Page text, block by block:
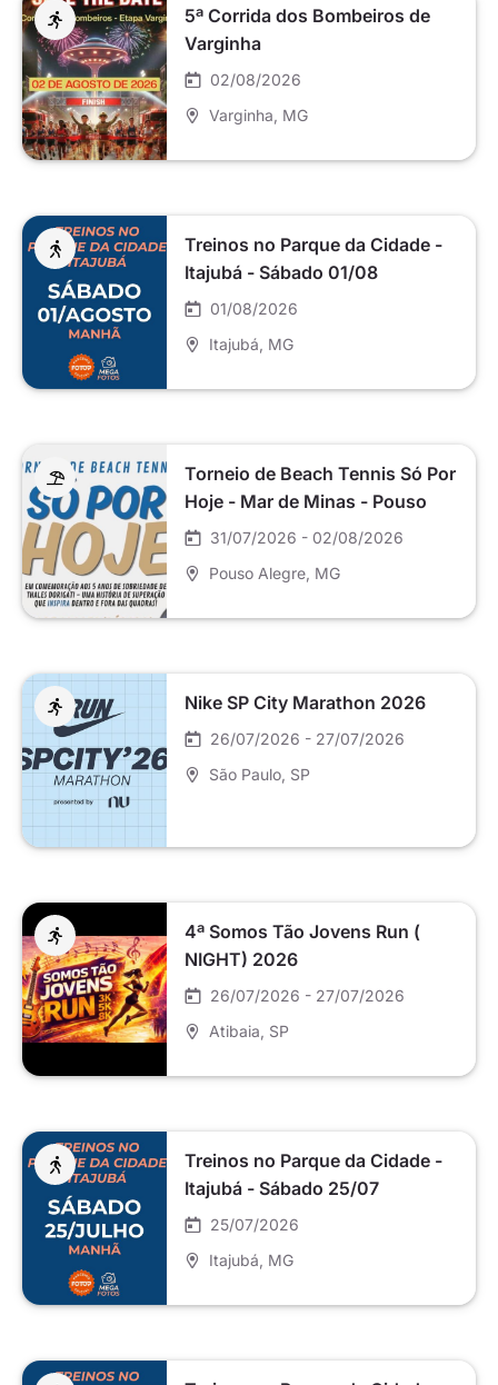
5ª Corrida dos Bombeiros de
Varginha
02/08/2026
Varginha , MG
Treinos no Parque da Cidade -
Itajubá - Sábado 01/08
01/08/2026
Itajubá , MG
Torneio de Beach Tennis Só Por
Hoje - Mar de Minas - Pouso
Alegre31/07/2026 - 02/08/2026
Pouso Alegre , MG
Nike SP City Marathon 2026
26/07/2026 - 27/07/2026
São Paulo , SP
4ª Somos Tão Jovens Run (
NIGHT) 2026
26/07/2026 - 27/07/2026
Atibaia , SP
Treinos no Parque da Cidade -
Itajubá - Sábado 25/07
25/07/2026
Itajubá , MG